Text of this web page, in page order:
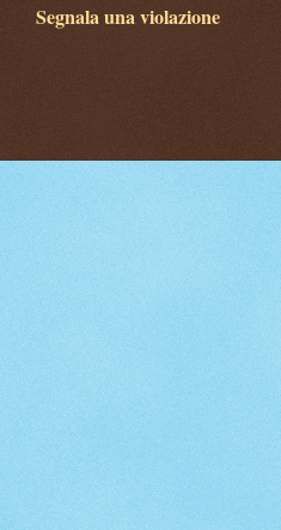
Segnala una violazione